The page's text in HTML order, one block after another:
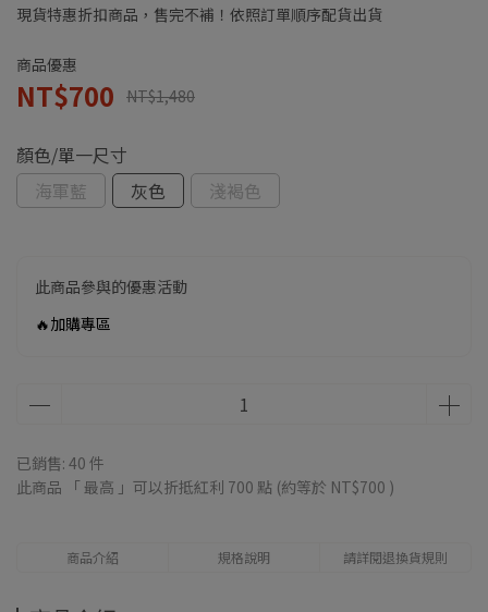
現貨特惠折扣商品，售完不補！依照訂單順序配貨出貨
商品優惠
NT$700 NT$1,480
顏色/單一尺寸
海軍藍
灰色 淺褐色
此商品參與的優惠活動
🔥加購專區
已銷售: 40 件
此商品 「 最高 」可以折抵紅利 700 點 (約等於 NT$700 )
商品介紹 規格說明 請詳閱退換貨規則